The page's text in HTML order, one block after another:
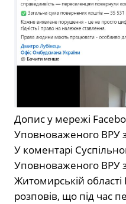
Допис у мережі
Уповноваженого ВРУ
У коментарі
Уповноваженого ВРУ
Житомирській
розповів, що під час